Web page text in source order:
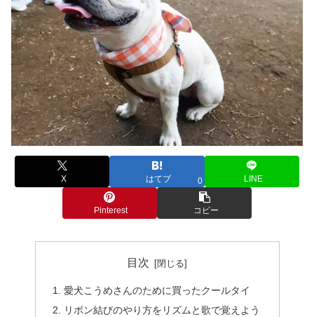
X はてブ 0 LINE
Pinterest コピー
目次
愛犬こうめさんのために買ったクールタイ
リボン結びのやり方をリズムと歌で覚えよう